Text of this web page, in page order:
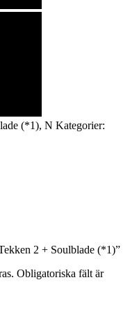
(*1), N Kategorier:
2 + Soulblade (*1)”
Obligatoriska fält är